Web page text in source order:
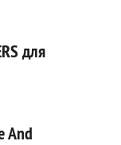
для
And